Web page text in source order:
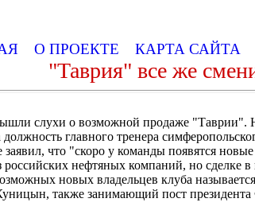
О ПРОЕКТЕ КАРТА САЙТА
"Таврия" все же
слухи о возможной продаже "Таврии".
главного тренера
что "скоро у команды появятся
нефтяных компаний, но сделке в
новых владельцев клуба
также занимающий пост